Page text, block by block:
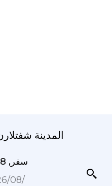
المدينة
26 سفر, 1448
09‏/08‏/2026